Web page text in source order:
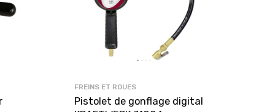
FREINS ET ROUES
Pistolet de gonflage digital